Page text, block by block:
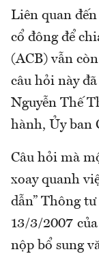
Liên quan
cổ đông để
(ACB) vẫn
câu hỏi này
Nguyễn Thế
hành, Ủy ban
Câu hỏi mà
xoay quanh
dẫn” Thông
13/3/2007
nộp bổ sung